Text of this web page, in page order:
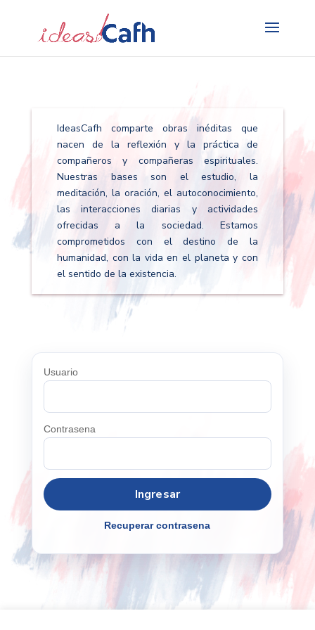
IdeasCafh comparte obras inéditas que
nacen de la reflexión y la práctica de
compañeros y compañeras espirituales.
Nuestras bases son el estudio, la
meditación, la oración, el autoconocimiento,
las interacciones diarias y actividades
ofrecidas a la sociedad. Estamos
comprometidos con el destino de la
humanidad, con la vida en el planeta y con
el sentido de la existencia.
Usuario
Contrasena
Recuperar contrasena